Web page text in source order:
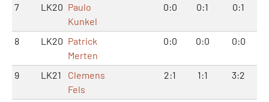
7 LK20 Paulo
Kunkel
0:0 0:1 0:1
8 LK20 Patrick
Merten
0:0 0:0 0:0
9 LK21
Clemens
Fels
2:1 1:1 3:2